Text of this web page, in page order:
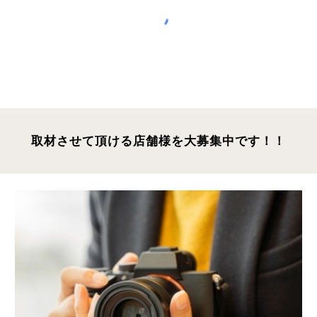
取材させて頂ける店舗様を大募集中です！！